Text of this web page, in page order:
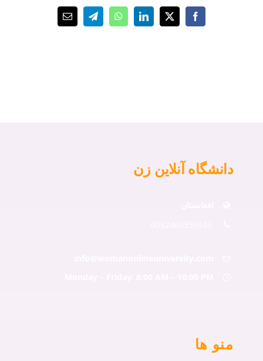
Facebook
X
LinkedIn
WhatsApp
Telegramپست
الکترونیک
دانشگاه آنلاین زن
منو ها